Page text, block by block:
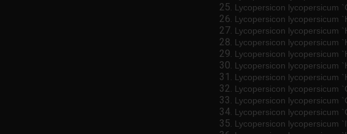
Lycopersicon lycopersicum
Lycopersicon lycopersicum
Lycopersicon lycopersicum
Lycopersicon lycopersicum
Lycopersicon lycopersicum
Lycopersicon lycopersicum
Lycopersicon lycopersicum
Lycopersicon lycopersicum
Lycopersicon lycopersicum
Lycopersicon lycopersicum
Lycopersicon lycopersicum